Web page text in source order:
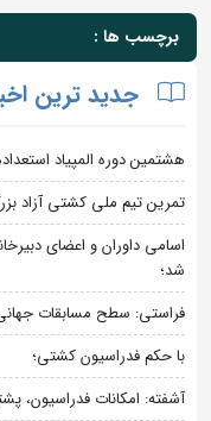
برچسب ها :
جدید ترین
هشتمین دوره المپیاد
تمرین تیم ملی کشتی آزاد
اسامی داوران و اعضای
شد؛
فراستی: سطح مسابقات جهانی
با حکم فدراسیون کشتی؛
آشفته: امکانات فدراسیون،